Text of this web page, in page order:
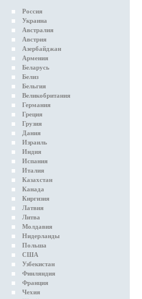
Россия
Украина
Австралия
Австрия
Азербайджан
Армения
Беларусь
Белиз
Бельгия
Великобритания
Германия
Греция
Грузия
Дания
Израиль
Индия
Испания
Италия
Казахстан
Канада
Киргизия
Латвия
Литва
Молдавия
Нидерланды
Польша
США
Узбекистан
Финляндия
Франция
Чехия